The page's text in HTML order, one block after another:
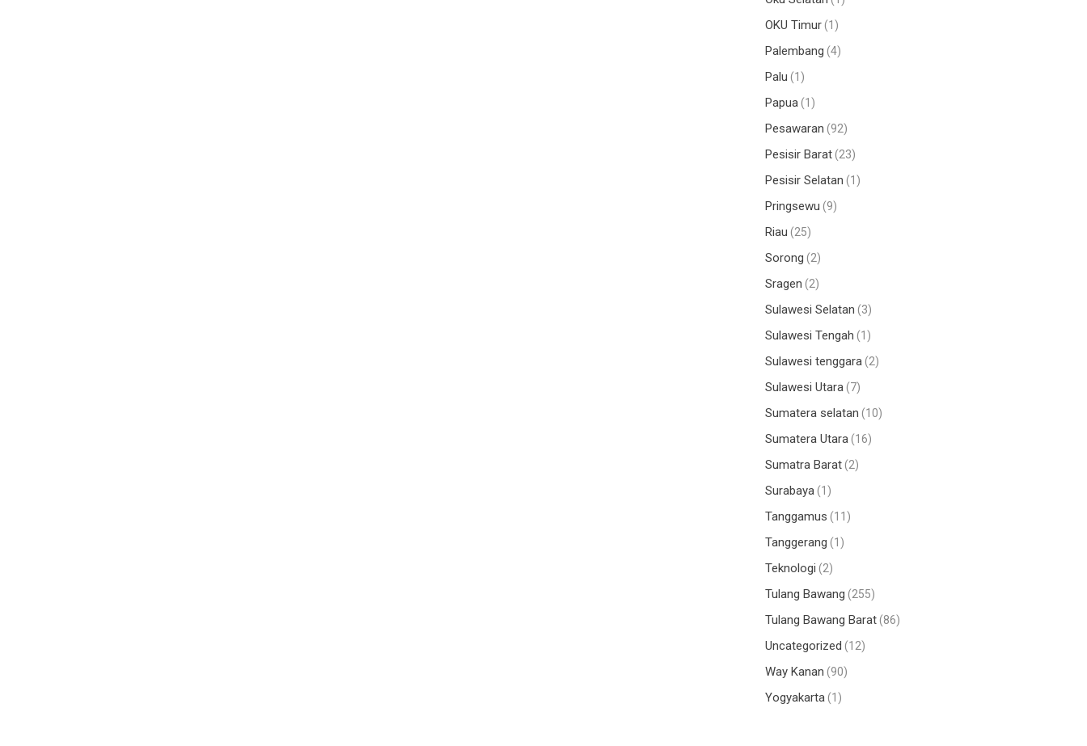
OKU Timur(1)
Palembang (4)
Palu (1)
Papua(1)
Pesawaran (92)
Pesisir Barat(23)
Pesisir Selatan (1)
Pringsewu (9)
Riau (25)
Sorong (2)
Sragen (2)
Sulawesi Selatan (3)
Sulawesi Tengah (1)
Sulawesi tenggara(2)
Sulawesi Utara(7)
Sumatera selatan (10)
Sumatera Utara(16)
Sumatra Barat(2)
Surabaya(1)
Tanggamus (11)
Tanggerang (1)
Teknologi (2)
Tulang Bawang (255)
Tulang Bawang Barat(86)
Uncategorized (12)
Way Kanan (90)
Yogyakarta(1)